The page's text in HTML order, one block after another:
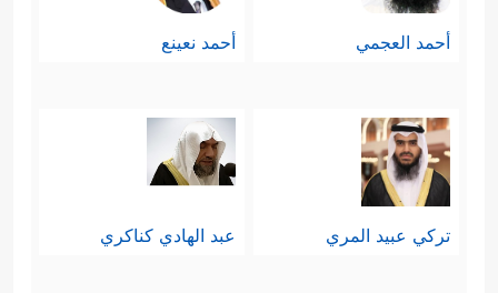
أحمد العجمي أحمد نعينع
تركي عبيد المري عبد الهادي كناكري